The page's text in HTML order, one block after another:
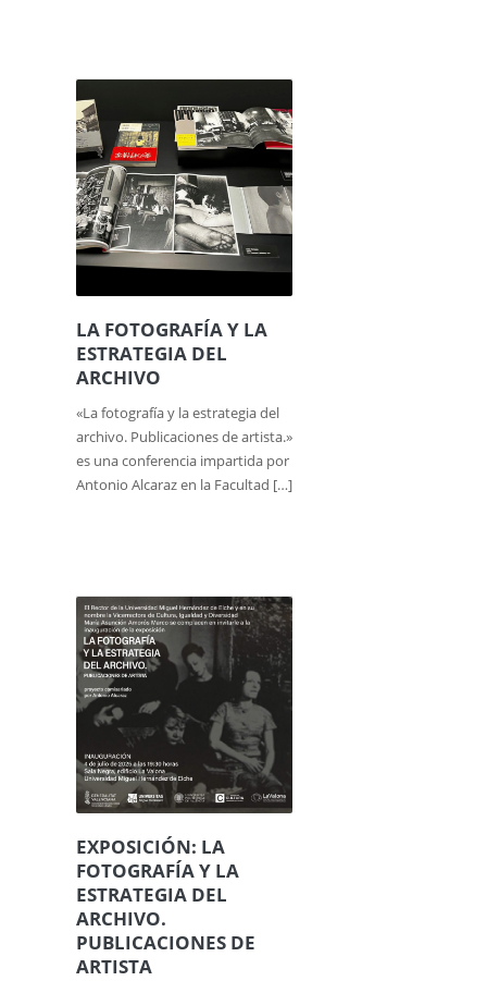
LA FOTOGRAFÍA Y LA
ESTRATEGIA DEL
ARCHIVO
«La fotografía y la estrategia del
archivo. Publicaciones de artista.»
es una conferencia impartida por
Antonio Alcaraz en la Facultad […]
EXPOSICIÓN: LA
FOTOGRAFÍA Y LA
ESTRATEGIA DEL
ARCHIVO.
PUBLICACIONES DE
ARTISTA